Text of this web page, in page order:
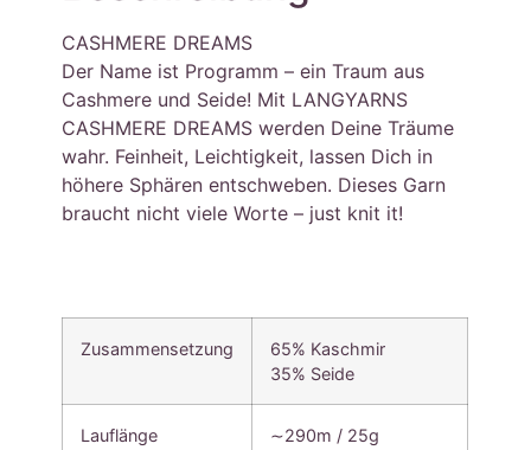
CASHMERE DREAMS
Der Name ist Programm – ein Traum aus
Cashmere und Seide! Mit LANGYARNS
CASHMERE DREAMS werden Deine Träume
wahr. Feinheit, Leichtigkeit, lassen Dich in
höhere Sphären entschweben. Dieses Garn
braucht nicht viele Worte – just knit it!
Zusammensetzung
65% Kaschmir
35% Seide
Lauflänge ∼290m / 25g